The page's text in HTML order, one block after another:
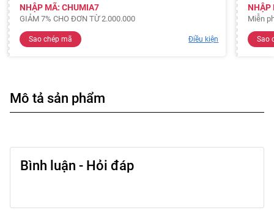
NHẬP MÃ: CHUMIA7
GIẢM 7% CHO ĐƠN TỪ 2.000.000
Sao chép mã Điều kiện
NHẬP
Miễn
Sao
Mô tả sản phẩm
Bình luận - Hỏi đáp